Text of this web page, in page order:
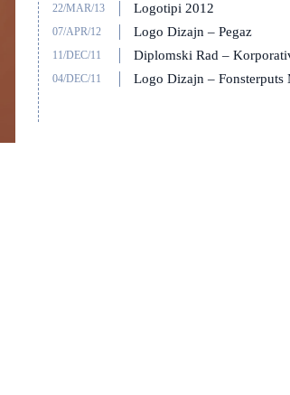
22/MAR/13 Logotipi 2012
07/APR/12 Logo Dizajn – Pegaz
11/DEC/11 Diplomski Rad –
04/DEC/11 Logo Dizajn – Fonsterputs